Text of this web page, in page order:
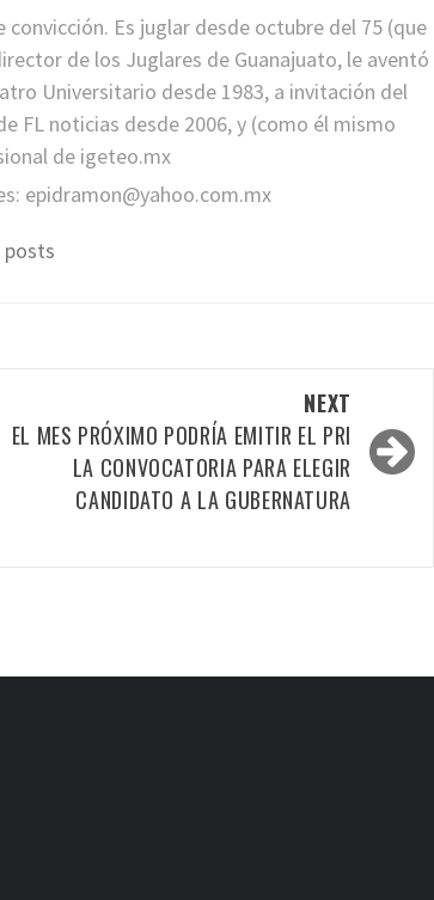
Es juglar desde octubre del 75 (que
de los Juglares de Guanajuato, le aventó
Universitario desde 1983, a invitación del
FL noticias desde 2006, y (como él mismo
de igeteo.mx
epidramon@yahoo.com.mx
posts
NEXT
EL MES PRÓXIMO PODRÍA EMITIR EL PRI
LA CONVOCATORIA PARA ELEGIR
CANDIDATO A LA GUBERNATURA